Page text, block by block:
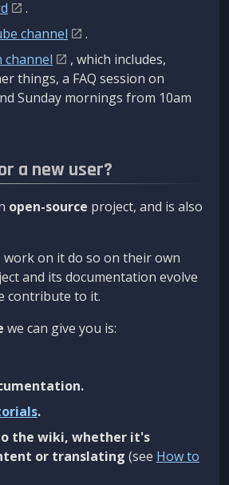
.
channel
.
channel
, which includes,
things, a FAQ session on
Sunday mornings from 10am
a new user?
open-source project, and is also
work on it do so on their own
and its documentation evolve
contribute to it.
we can give you is:
.
the wiki, whether it's
or translating (see How to